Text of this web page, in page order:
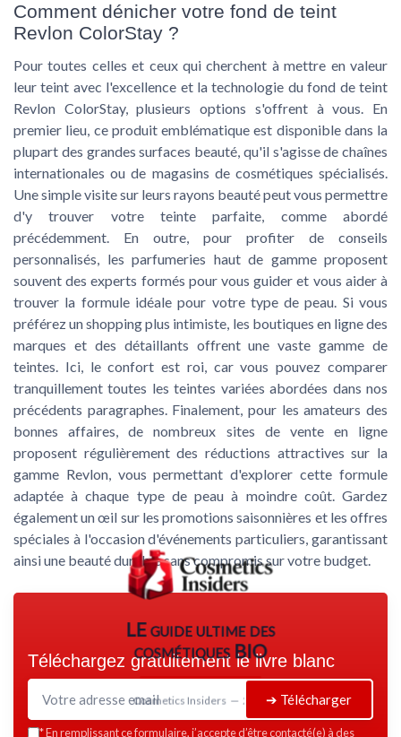
Comment dénicher votre fond de teint
Revlon ColorStay ?
Pour toutes celles et ceux qui cherchent à mettre en valeur
leur teint avec l'excellence et la technologie du fond de teint
Revlon ColorStay, plusieurs options s'offrent à vous. En
premier lieu, ce produit emblématique est disponible dans la
plupart des grandes surfaces beauté, qu'il s'agisse de chaînes
internationales ou de magasins de cosmétiques spécialisés.
Une simple visite sur leurs rayons beauté peut vous permettre
d'y trouver votre teinte parfaite, comme abordé
précédemment. En outre, pour profiter de conseils
personnalisés, les parfumeries haut de gamme proposent
souvent des experts formés pour vous guider et vous aider à
trouver la formule idéale pour votre type de peau. Si vous
préférez un shopping plus intimiste, les boutiques en ligne des
marques et des détaillants offrent une vaste gamme de
teintes. Ici, le confort est roi, car vous pouvez comparer
tranquillement toutes les teintes variées abordées dans nos
précédents paragraphes. Finalement, pour les amateurs des
bonnes affaires, de nombreux sites de vente en ligne
proposent régulièrement des réductions attractives sur la
gamme Revlon, vous permettant d'explorer cette formule
adaptée à chaque type de peau à moindre coût. Gardez
également un œil sur les promotions saisonnières et les offres
spéciales à l'occasion d'événements particuliers, garantissant
ainsi une beauté durable sans compromis sur votre budget.
LE guide ultime des
cosmétiques BIO
Cosmetics Insiders — 2026
Téléchargez gratuitement le livre blanc
➔ Télécharger
*En remplissant ce formulaire, j’accepte d’être contacté(e) à des